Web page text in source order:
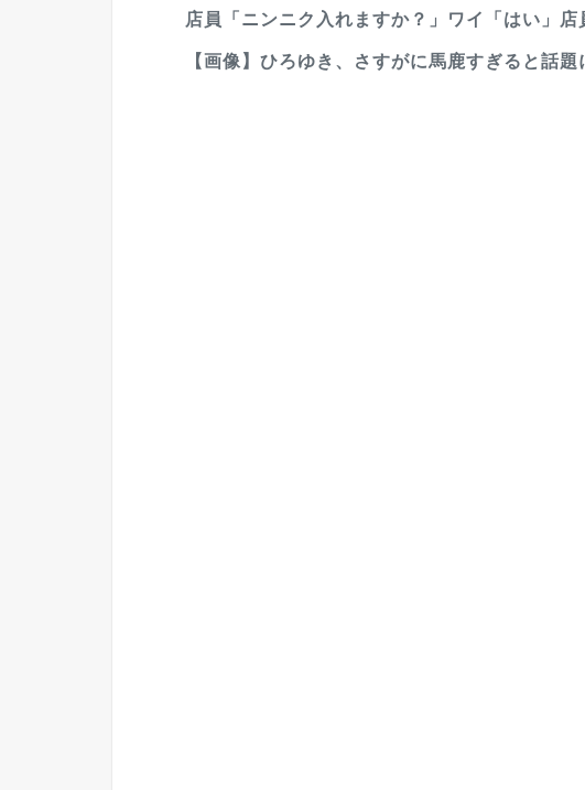
店員「ニンニク入れますか？」ワイ「はい」
【画像】ひろゆき、さすがに馬鹿すぎると話題